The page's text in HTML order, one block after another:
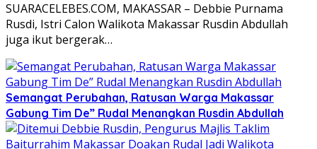
SUARACELEBES.COM, MAKASSAR – Debbie Purnama
Rusdi, Istri Calon Walikota Makassar Rusdin Abdullah
juga ikut bergerak…
Semangat Perubahan, Ratusan Warga Makassar
Gabung Tim De” Rudal Menangkan Rusdin Abdullah